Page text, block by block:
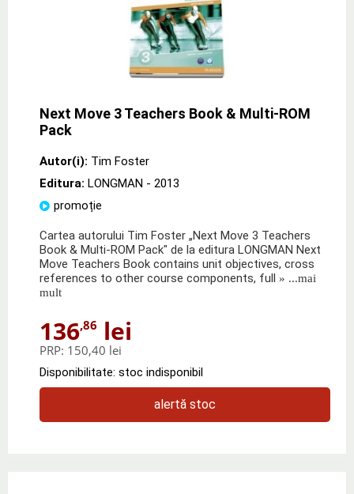
Next Move 3 Teachers Book & Multi-ROM
Pack
Autor(i): Tim Foster
Editura: LONGMAN - 2013
promoție
Cartea autorului Tim Foster „Next Move 3 Teachers
Book & Multi-ROM Pack" de la editura LONGMAN Next
Move Teachers Book contains unit objectives, cross
references to other course components, full » ...mai
mult
136,86 lei
PRP: 150,40 lei
Disponibilitate: stoc indisponibil
alertă stoc